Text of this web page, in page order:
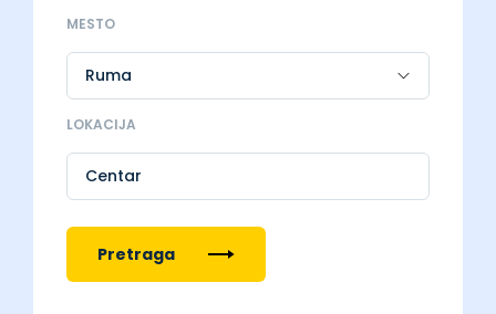
MESTO
LOKACIJA
Centar
Pretraga